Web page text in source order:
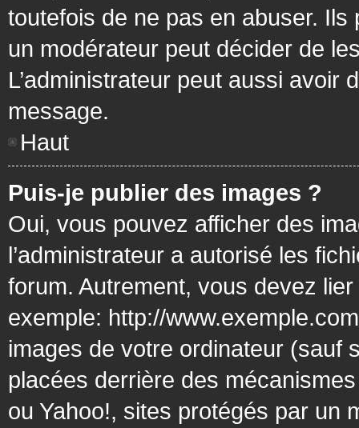
toutefois de ne pas en abuser.
un modérateur peut décider de
L’administrateur peut aussi avoir
message.
Haut
Puis-je publier des images ?
Oui, vous pouvez afficher des
l’administrateur a autorisé les
forum. Autrement, vous devez
exemple: http://
images de votre ordinateur (sauf
placées derrière des
ou Yahoo!, sites protégés par un